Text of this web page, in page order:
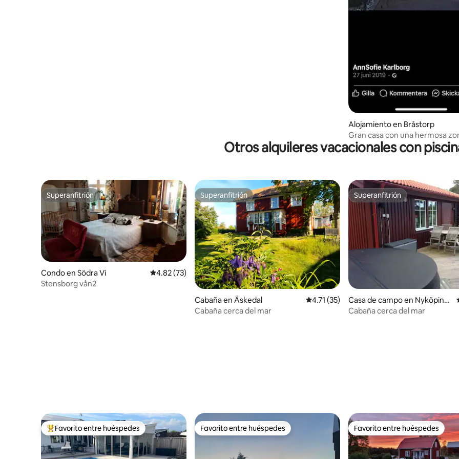
Alojamiento en Bråstorp
Gran casa con una hermosa
piscina
Otros alquileres vacacionales con
Superanfitrión
Superanfitrión
Condo en Södra Vi Calificación promedio: 4.82 de 5, 73 reseñas
4.82 (73)
Stensborg vån2
Superanfitrión
Superanfitrión
Cabaña en Äskedal Calificación promedio: 4.71 de 5, 35 reseñas
4.71 (35)
Cabaña cerca del mar
Superanfitrión
Superanfitrión
Casa de campo en Nyköping
Ö
Cabaña cerca del mar
Favorito entre huéspedes preferido
Favorito entre huéspedes Favorito entre huéspedes
Favorito entre huéspedes Favorito entre huéspedes
Favorito entre huéspedes